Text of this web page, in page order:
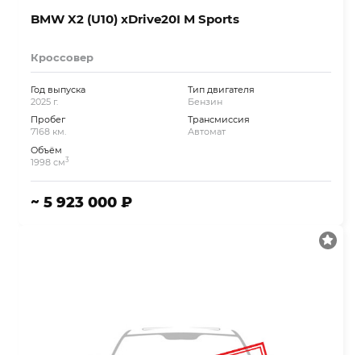
BMW X2 (U10) xDrive20I M Sports
Кроссовер
Год выпуска
2025 г.
Пробег
7168 км.
Объём
1998 см3
Тип двигателя
Бензин
Трансмиссия
Автомат
~ 5 923 000 ₽